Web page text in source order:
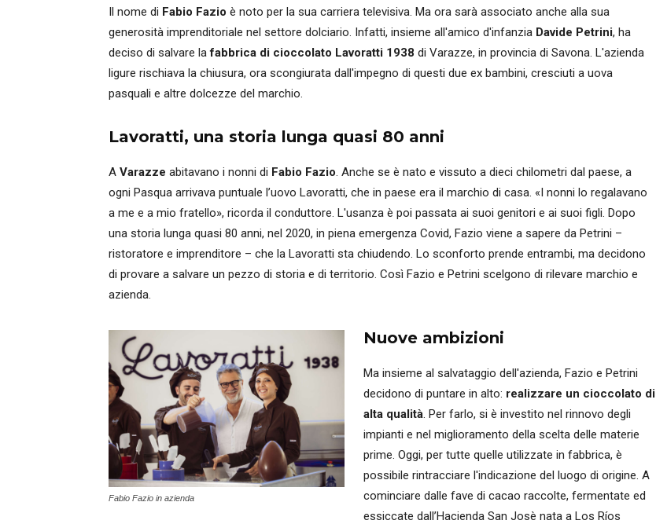
Il nome di Fabio Fazio è noto per la sua carriera televisiva. Ma ora sarà associato anche alla sua
generosità imprenditoriale nel settore dolciario. Infatti, insieme all'amico d'infanzia Davide Petrini, ha
deciso di salvare lafabbrica di cioccolato Lavoratti 1938 di Varazze, in provincia di Savona. L'azienda
ligure rischiava la chiusura, ora scongiurata dall'impegno di questi due ex bambini, cresciuti a uova
pasquali e altre dolcezze del marchio.
Lavoratti, una storia lunga quasi 80 anni
A Varazze abitavano i nonni di Fabio Fazio. Anche se è nato e vissuto a dieci chilometri dal paese, a
ogni Pasqua arrivava puntuale l’uovo Lavoratti, che in paese era il marchio di casa. «I nonni lo regalavano
a me e a mio fratello», ricorda il conduttore. L'usanza è poi passata ai suoi genitori e ai suoi figli. Dopo
una storia lunga quasi 80 anni, nel 2020, in piena emergenza Covid, Fazio viene a sapere da Petrini –
ristoratore e imprenditore – che la Lavoratti sta chiudendo. Lo sconforto prende entrambi, ma decidono
di provare a salvare un pezzo di storia e di territorio. Così Fazio e Petrini scelgono di rilevare marchio e
azienda.
Fabio Fazio in azienda
Nuove ambizioni
Ma insieme al salvataggio dell'azienda, Fazio e Petrini
decidono di puntare in alto: realizzare un cioccolato di
alta qualità. Per farlo, si è investito nel rinnovo degli
impianti e nel miglioramento della scelta delle materie
prime. Oggi, per tutte quelle utilizzate in fabbrica, è
possibile rintracciare l'indicazione del luogo di origine. A
cominciare dalle fave di cacao raccolte, fermentate ed
essiccate dall’Hacienda San Josè nata a Los Ríos